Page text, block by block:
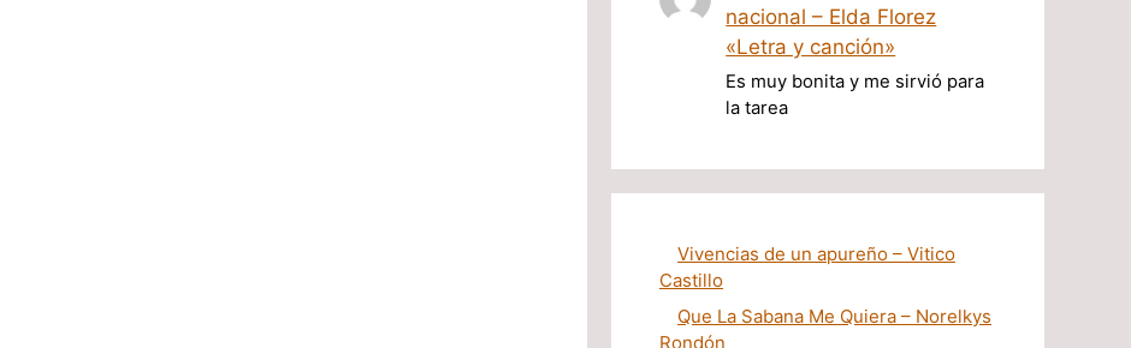
nacional – Elda Florez
«Letra y canción»
Es muy bonita y me sirvió para
la tarea
Vivencias de un apureño – Vitico
Castillo
Que La Sabana Me Quiera – Norelkys
Rondón